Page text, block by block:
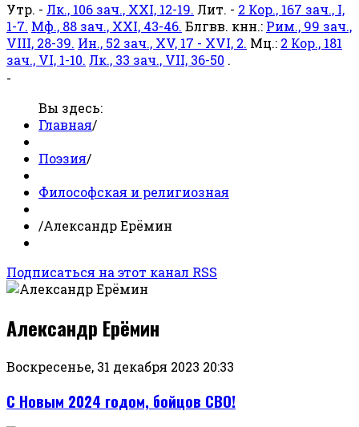
Утр. - Лк., 106 зач., XXI, 12-19. Лит. - 2 Кор., 167 зач., I,
1-7. Мф., 88 зач., XXI, 43-46. Блгвв. кнн.: Рим., 99 зач.,
VIII, 28-39. Ин., 52 зач., XV, 17 - XVI, 2. Мц.: 2 Кор., 181
зач., VI, 1-10. Лк., 33 зач., VII, 36-50 .
-
Вы здесь:
Главная/
Поэзия/
Философская и религиозная
/Александр Ерёмин
Подписаться на этот канал RSS
Александр Ерёмин
Воскресенье, 31 декабря 2023 20:33
С Новым 2024 годом, бойцов СВО!